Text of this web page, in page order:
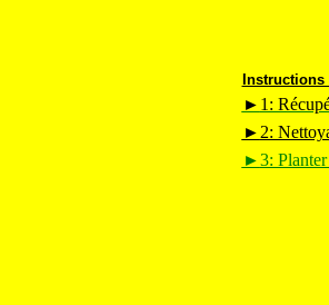
► 1:
► 2:
►3: